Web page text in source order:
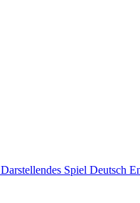
Darstellendes Spiel Deutsch